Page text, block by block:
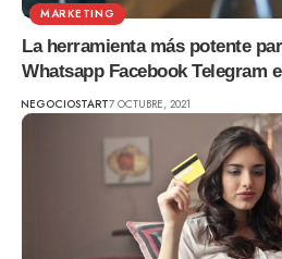
MARKETING
La herramienta más potente
Whatsapp Facebook Telegram
NEGOCIOSTART7 OCTUBRE, 2021